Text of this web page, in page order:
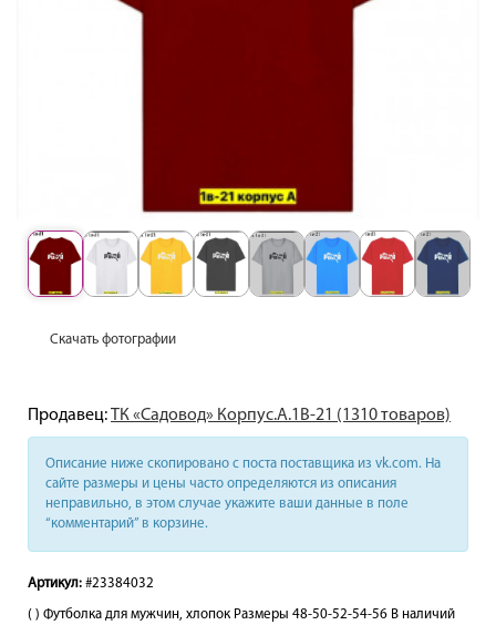
Скачать фотографии
Продавец:ТК «Садовод» Корпус.А.1В-21 (1310 товаров)
Описание ниже скопировано с поста поставщика из vk.com. На
сайте размеры и цены часто определяются из описания
неправильно, в этом случае укажите ваши данные в поле
“комментарий” в корзине.
Артикул: #23384032
( ) Футболка для мужчин, хлопок Размеры 48-50-52-54-56 В наличий